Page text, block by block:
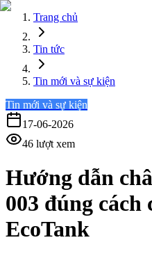
Trang chủ
Tin tức
Tin mới và sự kiện
Tin mới và sự kiện
17-06-2026
46 lượt xem
Hướng dẫn
003 đúng cách
EcoTank